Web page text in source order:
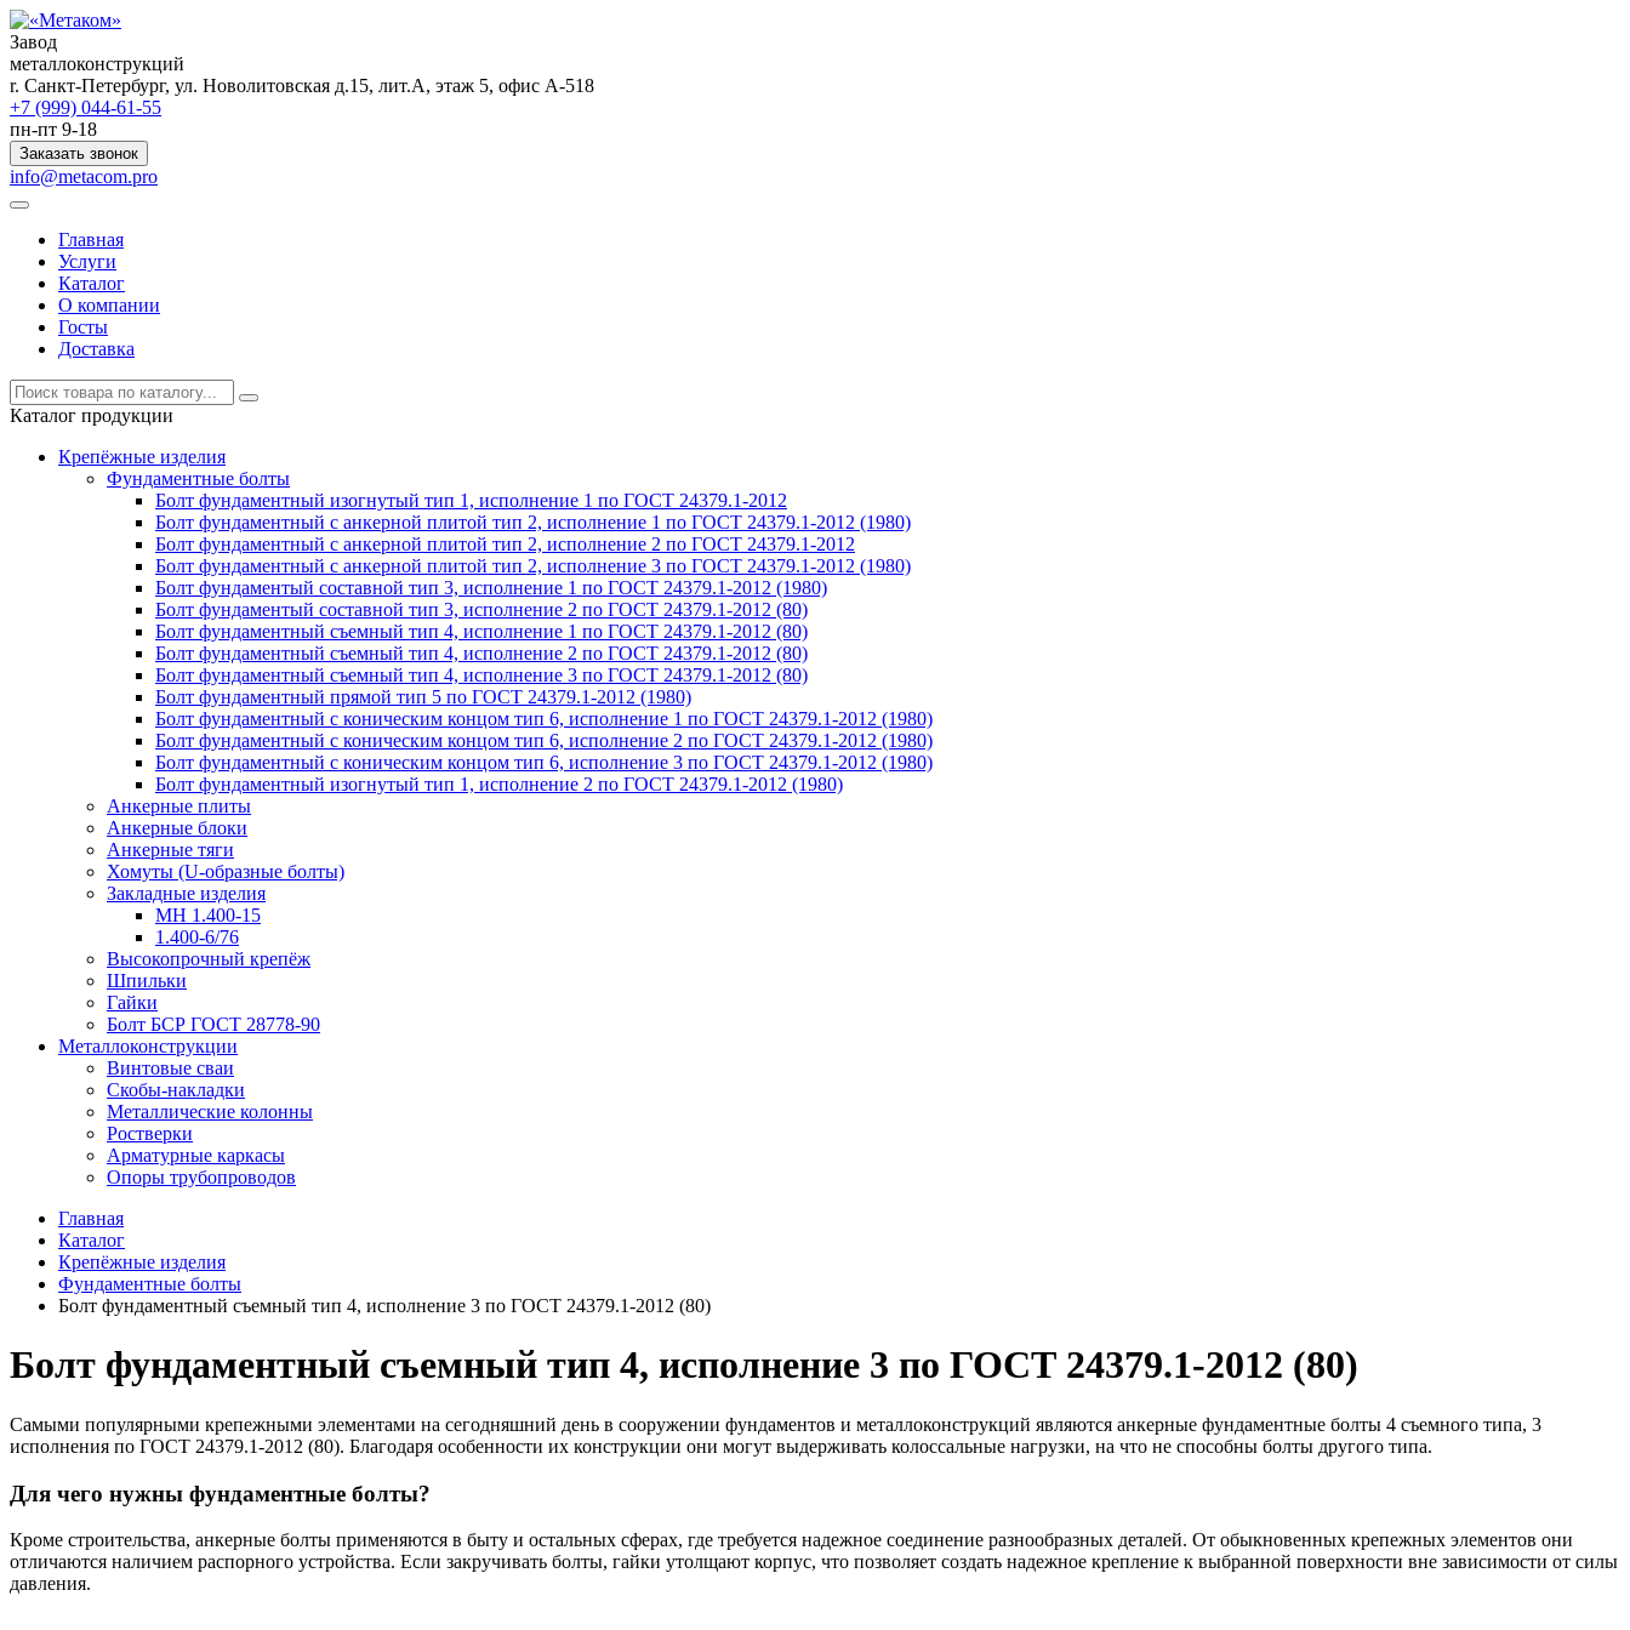
Завод
металлоконструкций
r. Санкт-Петербург, ул. Новолитовская д.15, лит.А, этаж 5, офис А-518
+7 (999) 044-61-55
пн-пт 9-18
Заказать звонок
info@metacom.pro
Главная
Услуги
Каталог
О компании
Госты
Доставка
Каталог продукции
Крепёжные изделия
Фундаментные болты
Болт фундаментный изогнутый тип 1, исполнение 1 по ГОСТ 24379.1-2012
Болт фундаментный с анкерной плитой тип 2, исполнение 1 по ГОСТ 24379.1-2012 (1980)
Болт фундаментный с анкерной плитой тип 2, исполнение 2 по ГОСТ 24379.1-2012
Болт фундаментный с анкерной плитой тип 2, исполнение 3 по ГОСТ 24379.1-2012 (1980)
Болт фундаментый составной тип 3, исполнение 1 по ГОСТ 24379.1-2012 (1980)
Болт фундаментый составной тип 3, исполнение 2 по ГОСТ 24379.1-2012 (80)
Болт фундаментный съемный тип 4, исполнение 1 по ГОСТ 24379.1-2012 (80)
Болт фундаментный съемный тип 4, исполнение 2 по ГОСТ 24379.1-2012 (80)
Болт фундаментный съемный тип 4, исполнение 3 по ГОСТ 24379.1-2012 (80)
Болт фундаментный прямой тип 5 по ГОСТ 24379.1-2012 (1980)
Болт фундаментный с коническим концом тип 6, исполнение 1 по ГОСТ 24379.1-2012 (1980)
Болт фундаментный с коническим концом тип 6, исполнение 2 по ГОСТ 24379.1-2012 (1980)
Болт фундаментный с коническим концом тип 6, исполнение 3 по ГОСТ 24379.1-2012 (1980)
Болт фундаментный изогнутый тип 1, исполнение 2 по ГОСТ 24379.1-2012 (1980)
Анкерные плиты
Анкерные блоки
Анкерные тяги
Хомуты (U-образные болты)
Закладные изделия
МН 1.400-15
1.400-6/76
Высокопрочный крепёж
Шпильки
Гайки
Болт БСР ГОСТ 28778-90
Металлоконструкции
Винтовые сваи
Скобы-накладки
Металлические колонны
Ростверки
Арматурные каркасы
Опоры трубопроводов
Главная
Каталог
Крепёжные изделия
Фундаментные болты
Болт фундаментный съемный тип 4, исполнение 3 по ГОСТ 24379.1-2012 (80)
Болт фундаментный съемный тип 4, исполнение 3 по ГОСТ 24379.1-2012 (80)
Самыми популярными крепежными элементами на сегодняшний день в сооружении фундаментов и металлоконструкций являются анкерные фундаментные болты 4 съемного типа, 3
исполнения по ГОСТ 24379.1-2012 (80). Благодаря особенности их конструкции они могут выдерживать колоссальные нагрузки, на что не способны болты другого типа.
Для чего нужны фундаментные болты?
Кроме строительства, анкерные болты применяются в быту и остальных сферах, где требуется надежное соединение разнообразных деталей. От обыкновенных крепежных элементов они
отличаются наличием распорного устройства. Если закручивать болты, гайки утолщают корпус, что позволяет создать надежное крепление к выбранной поверхности вне зависимости от силы
давления.